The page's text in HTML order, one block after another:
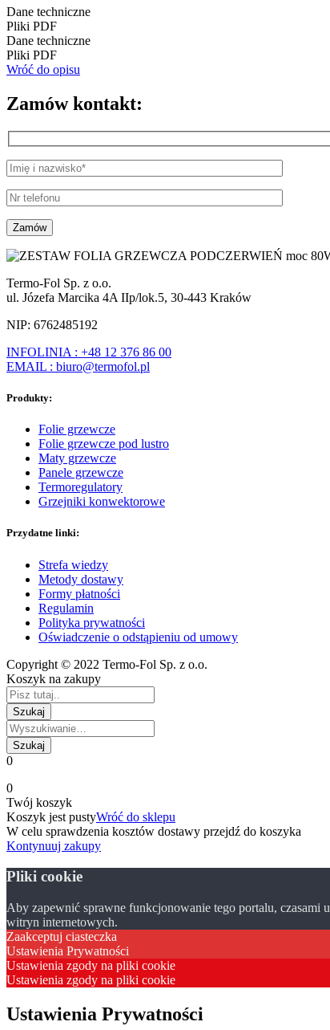
Dane techniczne
Pliki PDF
Dane techniczne
Pliki PDF
Wróć do opisu
Zamów kontakt:
Termo-Fol Sp. z o.o.
ul. Józefa Marcika 4A IIp/lok.5, 30-443 Kraków
NIP: 6762485192
INFOLINIA : +48 12 376 86 00
EMAIL : biuro@termofol.pl
Produkty:
Folie grzewcze
Folie grzewcze pod lustro
Maty grzewcze
Panele grzewcze
Termoregulatory
Grzejniki konwektorowe
Przydatne linki:
Strefa wiedzy
Metody dostawy
Formy płatności
Regulamin
Polityka prywatności
Oświadczenie o odstąpieniu od umowy
Copyright © 2022 Termo-Fol Sp. z o.o.
Koszyk na zakupy
0
0
Twój koszyk
Koszyk jest pustyWróć do sklepu
W celu sprawdzenia kosztów dostawy przejdź do koszyka
Kontynuuj zakupy
Pliki cookie
Aby zapewnić sprawne funkcjonowanie tego portalu, czasami
witryn internetowych.
Zaakceptuj ciasteczka
Ustawienia Prywatności
Ustawienia zgody na pliki cookie
Ustawienia zgody na pliki cookie
Ustawienia Prywatności